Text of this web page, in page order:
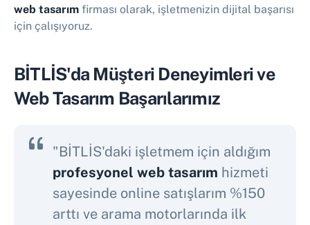
web tasarım firması olarak, işletmenizin dijital başarısı
için çalışıyoruz.
BİTLİS'da Müşteri Deneyimleri ve
Web Tasarım Başarılarımız
"BİTLİS'daki işletmem için aldığım
profesyonel web tasarım hizmeti
sayesinde online satışlarım %150
arttı ve arama motorlarında ilk